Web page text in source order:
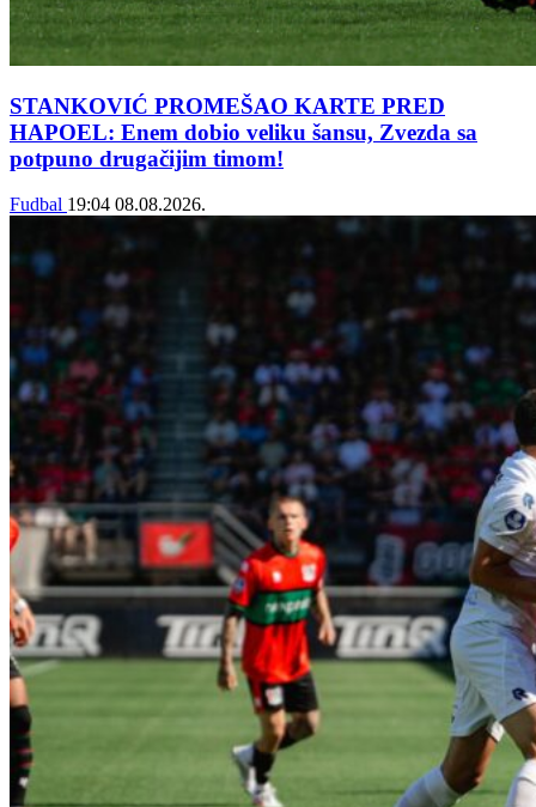
STANKOVIĆ PROMEŠAO KARTE PRED
HAPOEL: Enem dobio veliku šansu, Zvezda sa
potpuno drugačijim timom!
Fudbal 19:04 08.08.2026.